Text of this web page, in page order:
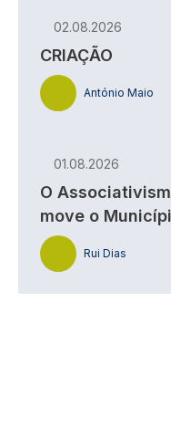
02.08.2026
CRIAÇÃO
António Maio
01.08.2026
O
move o
Rui Dias